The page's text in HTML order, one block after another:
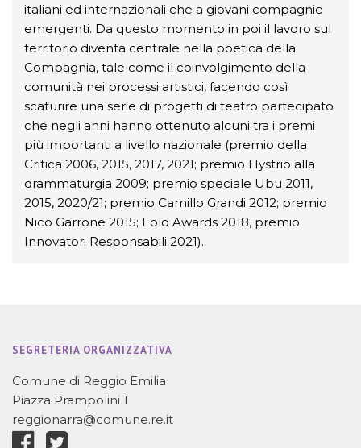
italiani ed internazionali che a giovani compagnie
emergenti. Da questo momento in poi il lavoro sul
territorio diventa centrale nella poetica della
Compagnia, tale come il coinvolgimento della
comunità nei processi artistici, facendo così
scaturire una serie di progetti di teatro partecipato
che negli anni hanno ottenuto alcuni tra i premi
più importanti a livello nazionale (premio della
Critica 2006, 2015, 2017, 2021; premio Hystrio alla
drammaturgia 2009; premio speciale Ubu 2011,
2015, 2020/21; premio Camillo Grandi 2012; premio
Nico Garrone 2015; Eolo Awards 2018, premio
Innovatori Responsabili 2021).
SEGRETERIA ORGANIZZATIVA
Comune di Reggio Emilia
Piazza Prampolini 1
reggionarra@comune.re.it